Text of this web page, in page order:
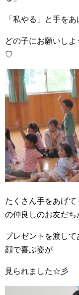
「私やる」と手を
どの子にお願いし
♡
たくさん手をあげ
の仲良しのお友だち
プレゼントを渡し
顔で喜ぶ姿が
見られました☆彡